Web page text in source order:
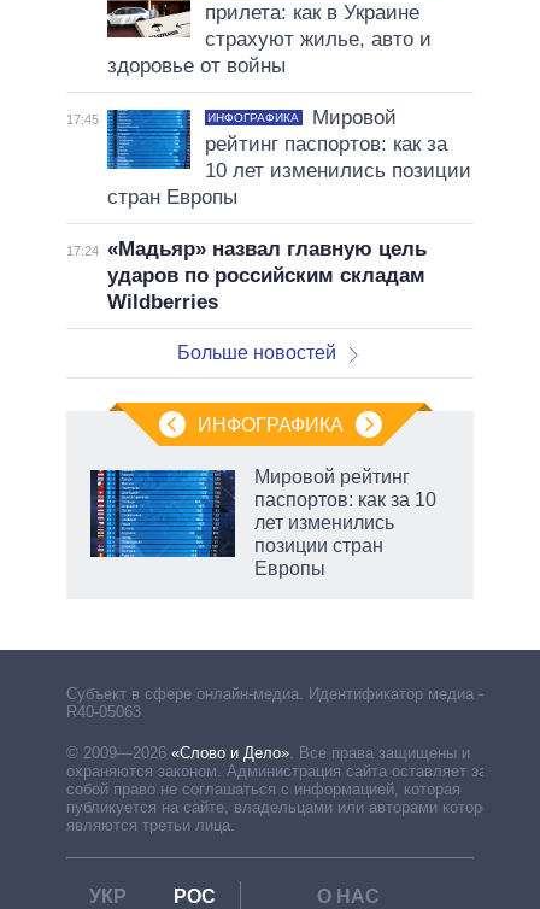
прилета: как в Украине
страхуют жилье, авто и
здоровье от войны
17:45 ИНФОГРАФИКА
Мировой
рейтинг паспортов: как за
10 лет изменились позиции
стран Европы
17:24 «Мадьяр» назвал главную цель
ударов по российским складам
Wildberries
Больше новостей
ИНФОГРАФИКА
Мировой рейтинг
паспортов: как за 10
лет изменились
позиции стран
Европы
Субъект в сфере онлайн-медиа. Идентификатор медиа –
R40-05063
© 2009—2026 «Слово и Дело»
Все права защищены и
охраняются законом. Администрация сайта оставляет за
собой право не соглашаться с информацией, которая
публикуется на сайте, владельцами или авторами которой
являются третьи лица.
УКР РОС
О НАС